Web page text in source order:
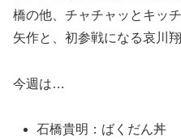
橋の他、チャチャッとキッ
矢作と、初参戦になる哀川
今週は…
石橋貴明：ばくだん丼